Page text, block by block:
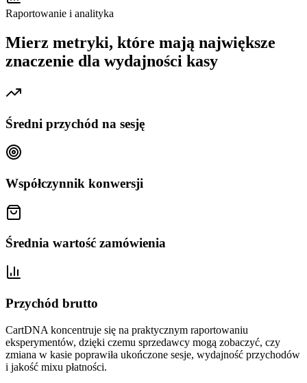
Raportowanie i analityka
Mierz metryki, które mają największe
znaczenie dla wydajności kasy
Średni przychód na sesję
Współczynnik konwersji
Średnia wartość zamówienia
Przychód brutto
CartDNA koncentruje się na praktycznym raportowaniu
eksperymentów, dzięki czemu sprzedawcy mogą zobaczyć, czy
zmiana w kasie poprawiła ukończone sesje, wydajność przychodów
i jakość mixu płatności.